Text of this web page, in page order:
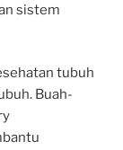
sistem
tubuh
Buah-